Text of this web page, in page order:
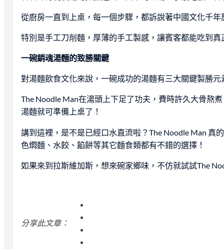
從廚房一直到上桌，每一個步驟，都訴說著中國文化千
特別是手工刀削麵，厚薄的手工製感，讓賓客都能吃到
一碗銷魂湯麵的致勝關鍵
對湯麵飲食文化來說，一碗成功的湯麵有三大關鍵製勝
The Noodle Man在湯頭上下足了功夫，費時許久大骨熬
湯麵就可準備上桌了！
講到這裡，是不是已經口水直流啦？The Noodle Man 真
色燜麵、水餃、餡餅等其它麵食類都有不錯的選擇！
如果來到拉斯維加斯，想來碗家鄉味，不仿就試試The
分享此文章：